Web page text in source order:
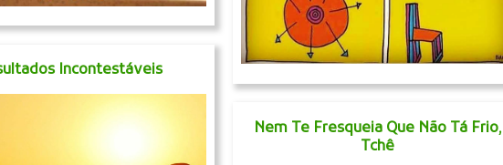
Incontestáveis
Nem Te Fresqueia Que Não Tá Frio,
Tchê